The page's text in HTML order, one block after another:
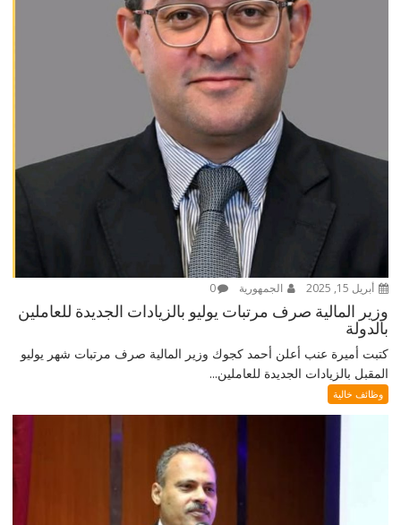
أبريل 15, 2025 الجمهورية 0
وزير المالية صرف مرتبات يوليو بالزيادات الجديدة للعاملين
بالدولة
كتبت أميرة عنب أعلن أحمد كجوك وزير المالية صرف مرتبات شهر يوليو
المقبل بالزيادات الجديدة للعاملين...
وظائف خالية